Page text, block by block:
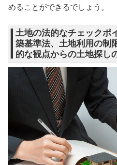
めることができるでしょう。
土地の法的なチェックポ
築基準法、土地利用の制
的な観点からの土地探し